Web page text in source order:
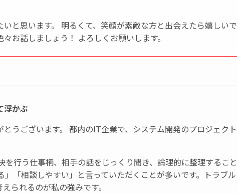
と思います。 明るくて、笑顔が素敵な方と出会えたら嬉しいで
お話しましょう！ よろしくお願いします。
浮かぶ
うございます。 都内のIT企業で、システム開発のプロジェクト
を行う仕事柄、相手の話をじっくり聞き、論理的に整理すること
「相談しやすい」と言っていただくことが多いです。トラブル
られるのが私の強みです。